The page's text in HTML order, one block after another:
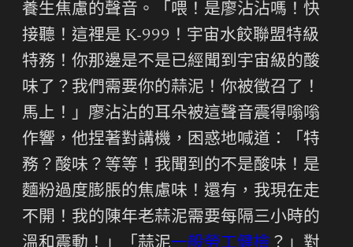
養生焦慮的聲音。「喂！是廖沾沾嗎！快
接聽！這裡是 K-999！宇宙水餃聯盟特級
特務！你那邊是不是已經聞到宇宙級的酸
味了？我們需要你的蒜泥！你被徵召了！
馬上！」廖沾沾的耳朵被這聲音震得嗡嗡
作響，他捏著對講機，困惑地喊道：「特
務？酸味？等等！我聞到的不是酸味！是
麵粉過度膨脹的焦慮味！還有，我現在走
不開！我的陳年老蒜泥需要每隔三小時的